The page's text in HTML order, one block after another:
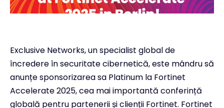
Exclusive Networks, un specialist global de
încredere în securitate cibernetică, este mândru să
anunțe sponsorizarea sa Platinum la Fortinet
Accelerate 2025, cea mai importantă conferință
globală pentru partenerii și clienții Fortinet. Fortinet